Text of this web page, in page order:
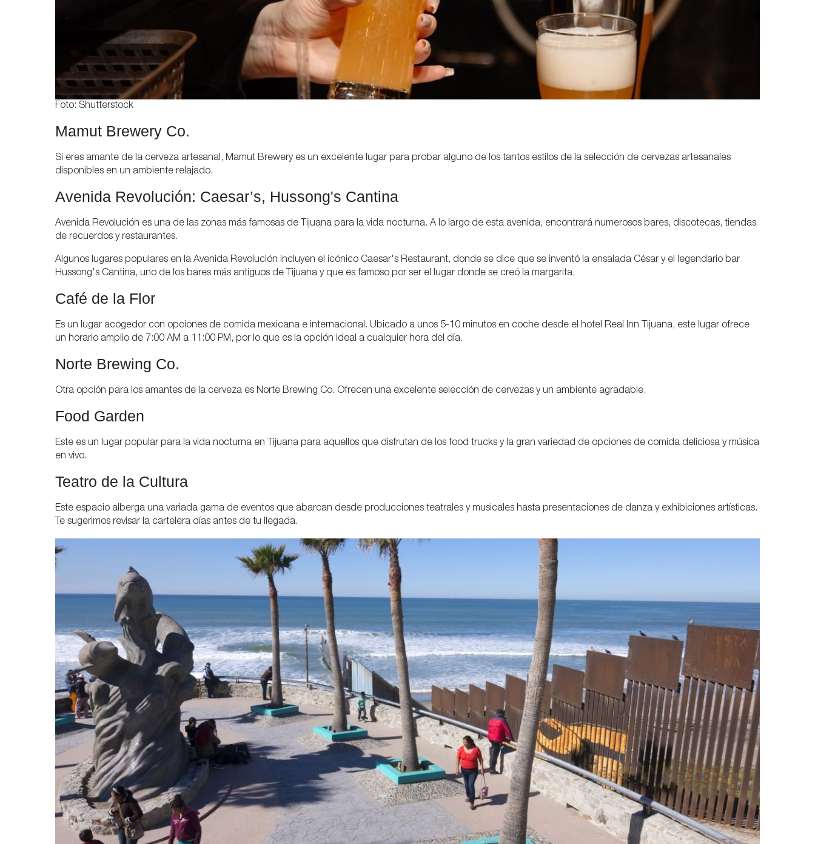
Foto: Shutterstock
Mamut Brewery Co.
Si eres amante de la cerveza artesanal, Mamut Brewery es un excelente lugar para probar alguno de los tantos estilos de la selección de cervezas artesanales
disponibles en un ambiente relajado.
Avenida Revolución: Caesar’s, Hussong's Cantina
Avenida Revolución es una de las zonas más famosas de Tijuana para la vida nocturna. A lo largo de esta avenida, encontrará numerosos bares, discotecas, tiendas
de recuerdos y restaurantes.
Algunos lugares populares en la Avenida Revolución incluyen el icónico Caesar's Restaurant, donde se dice que se inventó la ensalada César y el legendario bar
Hussong's Cantina, uno de los bares más antiguos de Tijuana y que es famoso por ser el lugar donde se creó la margarita.
Café de la Flor
Es un lugar acogedor con opciones de comida mexicana e internacional. Ubicado a unos 5-10 minutos en coche desde el hotel Real Inn Tijuana, este lugar ofrece
un horario amplio de 7:00 AM a 11:00 PM, por lo que es la opción ideal a cualquier hora del día.
Norte Brewing Co.
Otra opción para los amantes de la cerveza es Norte Brewing Co. Ofrecen una excelente selección de cervezas y un ambiente agradable.
Food Garden
Este es un lugar popular para la vida nocturna en Tijuana para aquellos que disfrutan de los food trucks y la gran variedad de opciones de comida deliciosa y música
en vivo.
Teatro de la Cultura
Este espacio alberga una variada gama de eventos que abarcan desde producciones teatrales y musicales hasta presentaciones de danza y exhibiciones artísticas.
Te sugerimos revisar la cartelera días antes de tu llegada.